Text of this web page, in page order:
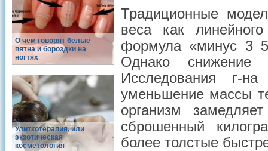
О чём говорят белые
пятна и бороздки на
ногтях
Улиткотерапия, или
экзотическая
косметология
Традиционные
веса как
формула «минус 3
Однако
Исследования г-
уменьшение массы
организм
сброшенный
более толстые